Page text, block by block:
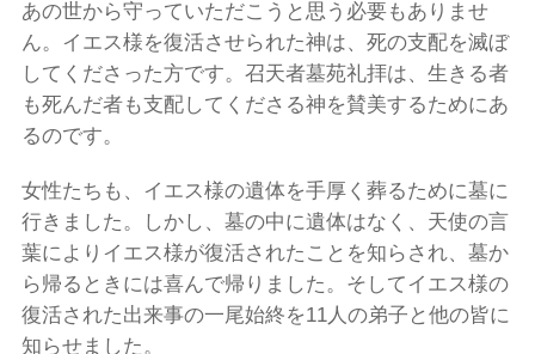
あの世から守っていただこうと思う必要もありませ
ん。イエス様を復活させられた神は、死の支配を滅ぼ
してくださった方です。召天者墓苑礼拝は、生きる者
も死んだ者も支配してくださる神を賛美するためにあ
るのです。
女性たちも、イエス様の遺体を手厚く葬るために墓に
行きました。しかし、墓の中に遺体はなく、天使の言
葉によりイエス様が復活されたことを知らされ、墓か
ら帰るときには喜んで帰りました。そしてイエス様の
復活された出来事の一尾始終を11人の弟子と他の皆に
知らせました。